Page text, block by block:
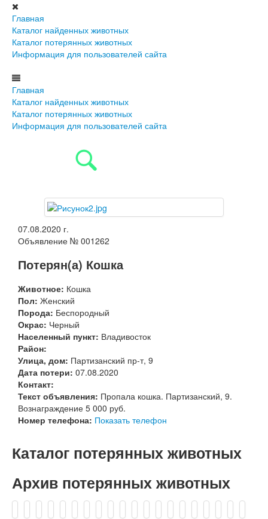
Главная
Каталог найденных животных
Каталог потерянных животных
Информация для пользователей сайта
Главная
Каталог найденных животных
Каталог потерянных животных
Информация для пользователей сайта
07.08.2020 г.
Объявление № 001262
Потерян(а) Кошка
Животное: Кошка
Пол: Женский
Порода: Беспородный
Окрас: Черный
Населенный пункт: Владивосток
Район:
Улица, дом: Партизанский пр-т, 9
Дата потери: 07.08.2020
Контакт:
Текст объявления: Пропала кошка. Партизанский, 9.
Вознаграждение 5 000 руб.
Номер телефона: Показать телефон
Каталог потерянных животных
Архив потерянных животных